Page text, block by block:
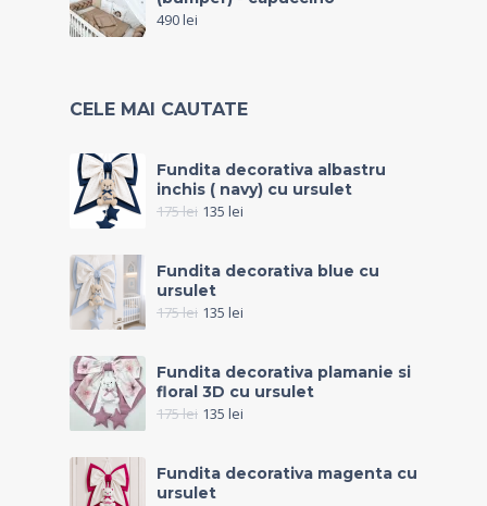
490lei
CELE MAI CAUTATE
Fundita decorativa albastru
inchis ( navy) cu ursulet
175lei 135 lei
Fundita decorativa blue cu
ursulet
175lei 135 lei
Fundita decorativa plamanie si
floral 3D cu ursulet
175lei 135 lei
Fundita decorativa magenta cu
ursulet